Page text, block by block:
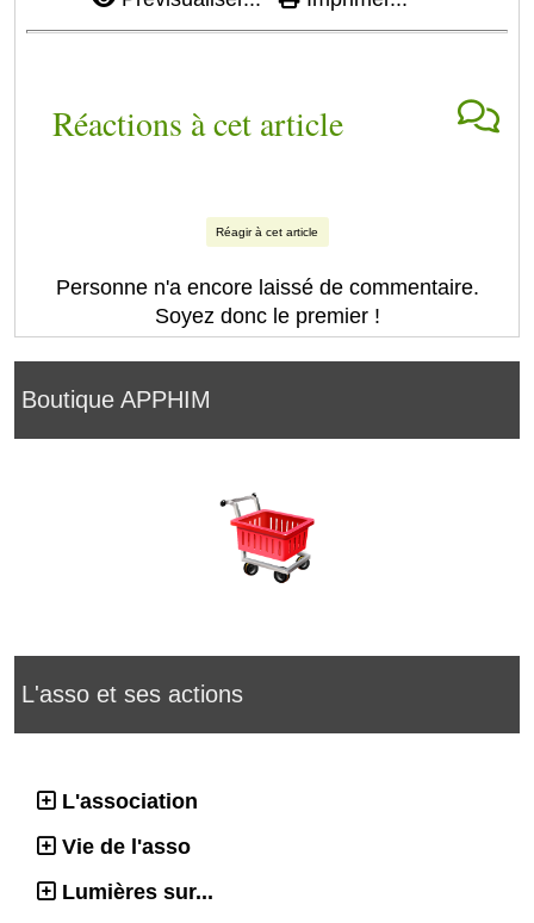
Boutique APPHIM
L'asso et ses actions
L'association
Vie de l'asso
Lumières sur...
Réactions à cet article
Réagir à cet article
Personne n'a encore laissé de commentaire.
Soyez donc le premier !